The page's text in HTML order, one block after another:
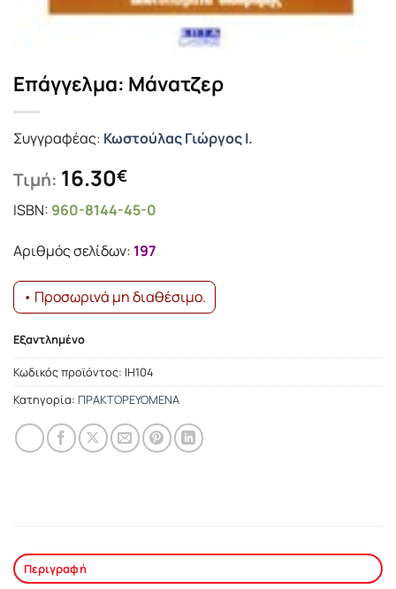
Επάγγελμα: Μάνατζερ
Συγγραφέας: Κωστούλας Γιώργος Ι.
Τιμή: 16.30€
ISBN: 960-8144-45-0
Αριθμός σελίδων: 197
• Προσωρινά μη διαθέσιμο.
Εξαντλημένο
Κωδικός προϊόντος: ΙΗ104
Κατηγορία: ΠΡΑΚΤΟΡΕΥΟΜΕΝΑ
Περιγραφή